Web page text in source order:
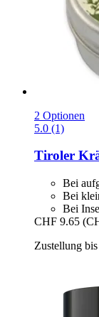
2 Optionen
5.0 (1)
Tiroler
Bei
Bei
Bei
CHF 9.65
Zustellung